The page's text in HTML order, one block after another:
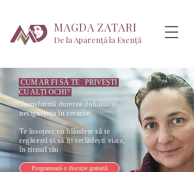
MAGDA ZATARI
De la Aparență la Esență
CUM AR FI SĂ TE PRIVEȘTI
CU ALȚI OCHI?
Transformă durerea doliului și
nesiguranța în resurse.
Te însoțesc cu blândețe să te
regăsești și să îți reclădești viața,
în ritmul tău.
Programează o discuție gratuită